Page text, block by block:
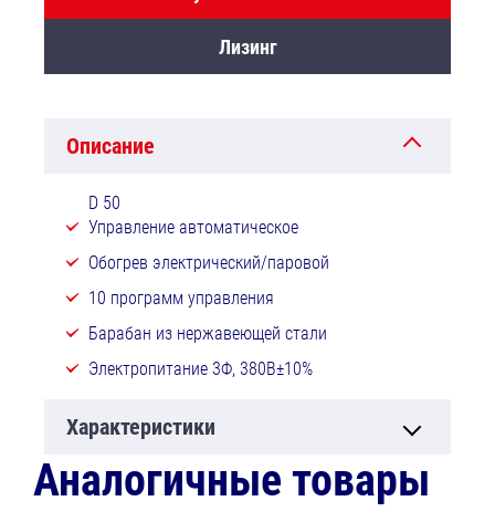
Лизинг
Описание
D 50
Управление автоматическое
Обогрев электрический/паровой
10 программ управления
Барабан из нержавеющей стали
Электропитание 3Ф, 380В±10%
Характеристики
Аналогичные товары